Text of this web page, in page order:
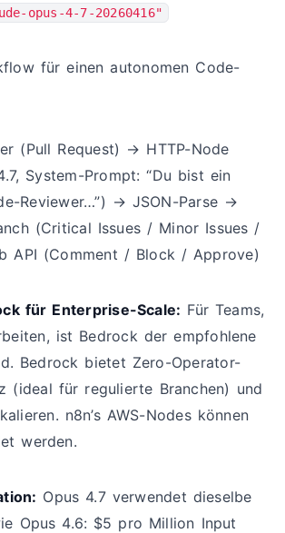
opus-4-7-20260416"
für einen autonomen Code-
(Pull Request) → HTTP-Node
System-Prompt: “Du bist ein
Reviewer…”) → JSON-Parse →
(Critical Issues / Minor Issues /
API (Comment / Block / Approve)
für Enterprise-Scale: Für Teams,
ist Bedrock der empfohlene
Bedrock bietet Zero-Operator-
(ideal für regulierte Branchen) und
n8n’s AWS-Nodes können
werden.
Opus 4.7 verwendet dieselbe
Opus 4.6: $5 pro Million Input